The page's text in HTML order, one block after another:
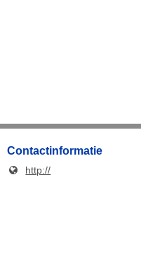
Contactinformatie
http://